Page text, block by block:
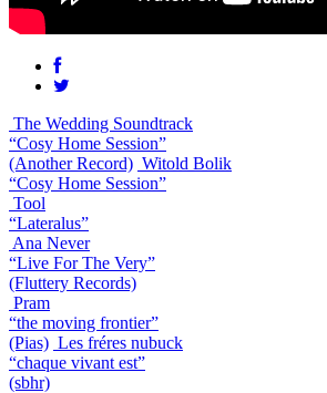
The Wedding Soundtrack
“Cosy Home Session”
(Another Record) Witold Bolik
“Cosy Home Session”
Tool
“Lateralus”
Ana Never
“Live For The Very”
(Fluttery Records)
Pram
“the moving frontier”
(Pias) Les fréres nubuck
“chaque vivant est”
(sbhr)